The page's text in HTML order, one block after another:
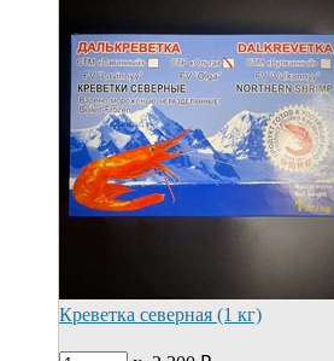
Креветка северная (1 кг)